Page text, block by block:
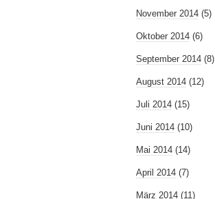
November 2014 (5)
Oktober 2014 (6)
September 2014 (8)
August 2014 (12)
Juli 2014 (15)
Juni 2014 (10)
Mai 2014 (14)
April 2014 (7)
März 2014 (11)